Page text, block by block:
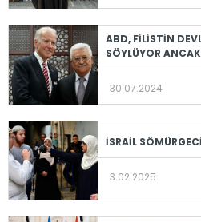
ABD, FİLİSTİN
SÖYLÜYOR
30.07.2024
İSRAİL
3.02.2025